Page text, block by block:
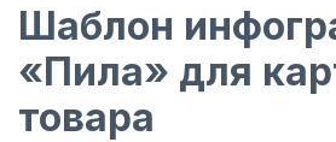
Шаблон
«Пила» для
товара